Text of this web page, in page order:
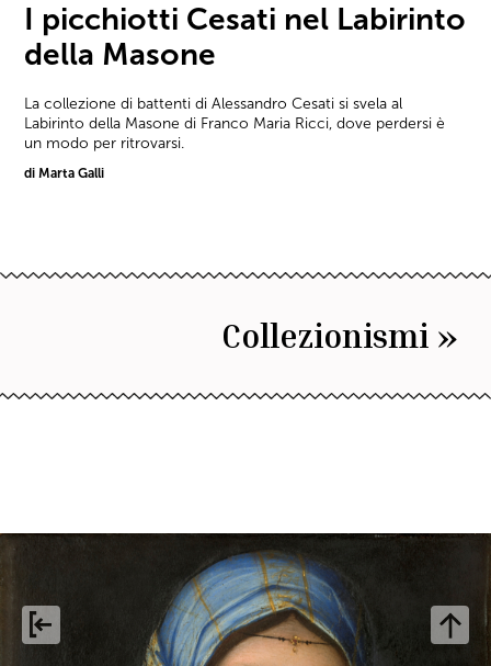
I picchiotti Cesati nel Labirinto
della Masone
La collezione di battenti di Alessandro Cesati si svela al
Labirinto della Masone di Franco Maria Ricci, dove perdersi è
un modo per ritrovarsi.
di Marta Galli
Collezionismi »